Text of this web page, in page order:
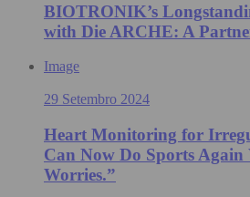
BIOTRONIK’s
with Die ARCHE: A
Image
29 Setembro 2024
Heart Monitoring for
Can Now Do Sports
Worries.”